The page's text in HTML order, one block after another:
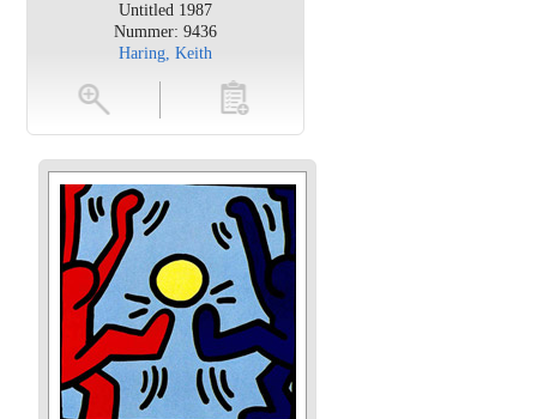
Untitled 1987
Nummer: 9436
Haring, Keith
toevoegen